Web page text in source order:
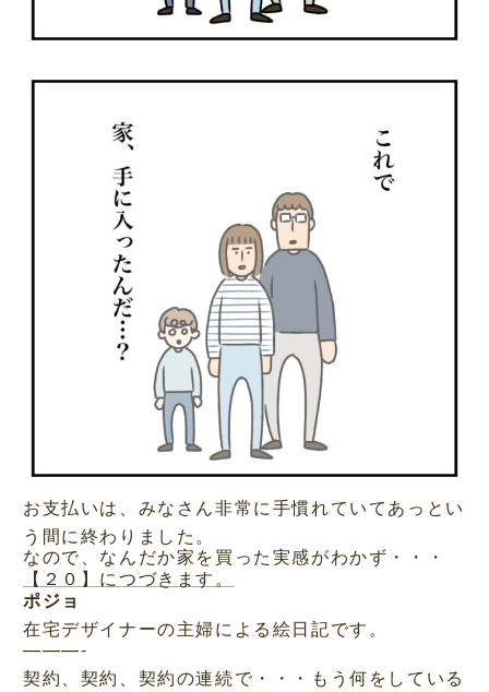
お支払いは、みなさん非常に手慣れていてあっとい
う間に終わりました。
なので、なんだか家を買った実感がわかず・・・
【２０】につづきます。
ポジョ
在宅デザイナーの主婦による絵日記です。
———-
契約、契約、契約の連続で・・・もう何をしている